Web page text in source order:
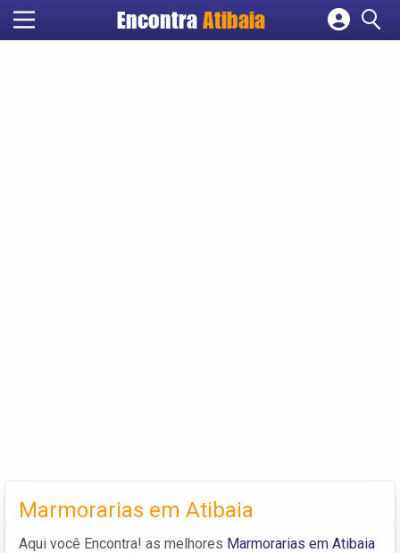
Encontra Atibaia
Marmorarias em Atibaia
Aqui você Encontra! as melhores Marmorarias em Atibaia